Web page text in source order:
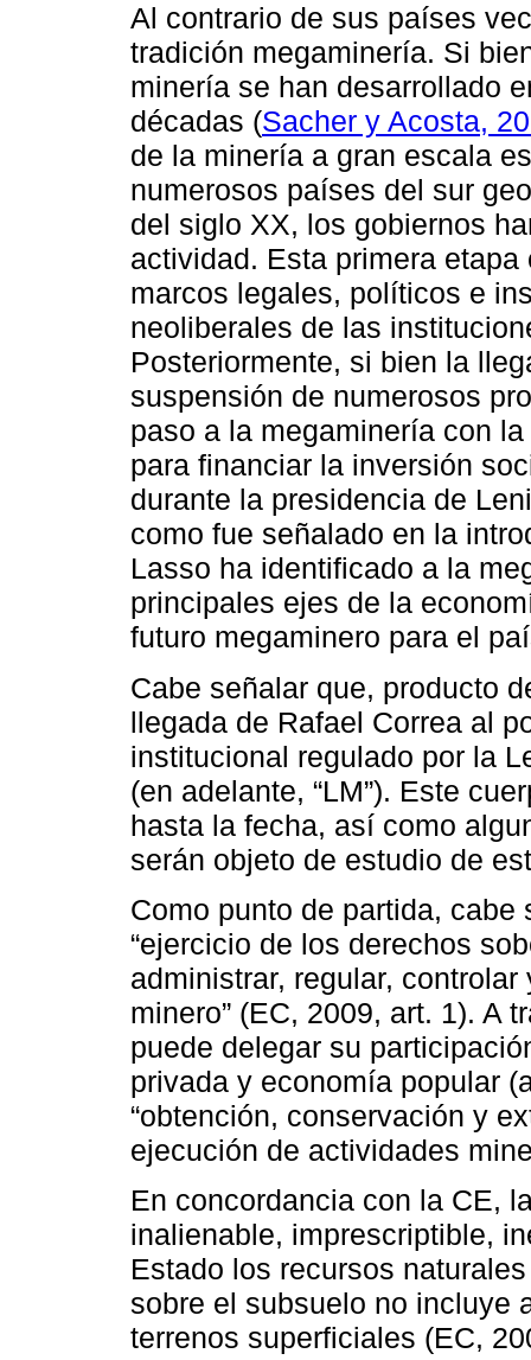
Al contrario de sus países
tradición megaminería. Si
minería se han desarrollado
décadas (Sacher y Acosta,
de la minería a gran escala
numerosos países del sur
del siglo XX, los gobiernos
actividad. Esta primera
marcos legales, políticos e
neoliberales de las
Posteriormente, si bien la
suspensión de numerosos
paso a la megaminería con
para financiar la inversión
durante la presidencia de
como fue señalado en la
Lasso ha identificado a la
principales ejes de la
futuro megaminero para el
Cabe señalar que, producto
llegada de Rafael Correa al
institucional regulado por la
(en adelante, “LM”). Este
hasta la fecha, así como
serán objeto de estudio de
Como punto de partida,
“ejercicio de los derechos
administrar, regular,
minero” (EC, 2009, art. 1). A
puede delegar su
privada y economía popular
“obtención, conservación y
ejecución de actividades
En concordancia con la CE,
inalienable, imprescriptible,
Estado los recursos
sobre el subsuelo no incluye
terrenos superficiales (EC,